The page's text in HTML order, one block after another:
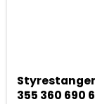
355 360 690